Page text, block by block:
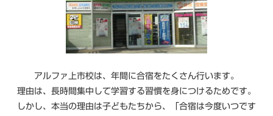
アルファ上市校は、年間に合宿をたくさん行います。
理由は、長時間集中して学習する習慣を身につけるためです。
しかし、本当の理由は子どもたちから、「合宿は今度いつです